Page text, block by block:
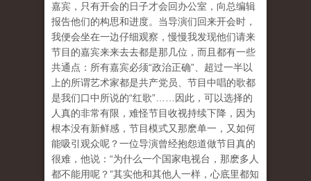
嘉宾，只有开会的日子才会回办公室，向总编辑
报告他们的构思和进度。当导演们回来开会时，
我便会坐在一边仔细观察，慢慢我发现他们请来
节目的嘉宾来来去去都是那几位，而且都有一些
共通点：所有嘉宾必须“政治正确”、超过一半以
上的所谓艺术家都是共产党员、节目中唱的歌都
是我们口中所说的“红歌”……因此，可以选择的
人真的非常有限，难怪节目收视持续下降，因为
根本没有新鲜感，节目模式又那麽单一，又如何
能吸引观众呢？一位导演曾经抱怨道做节目真的
很难，他说：“为什么一个国家电视台，那麽多人
都不能用呢？”其实他和其他人一样，心底里都知